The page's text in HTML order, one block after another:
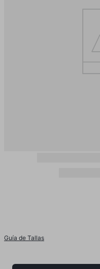
Guía de Tallas